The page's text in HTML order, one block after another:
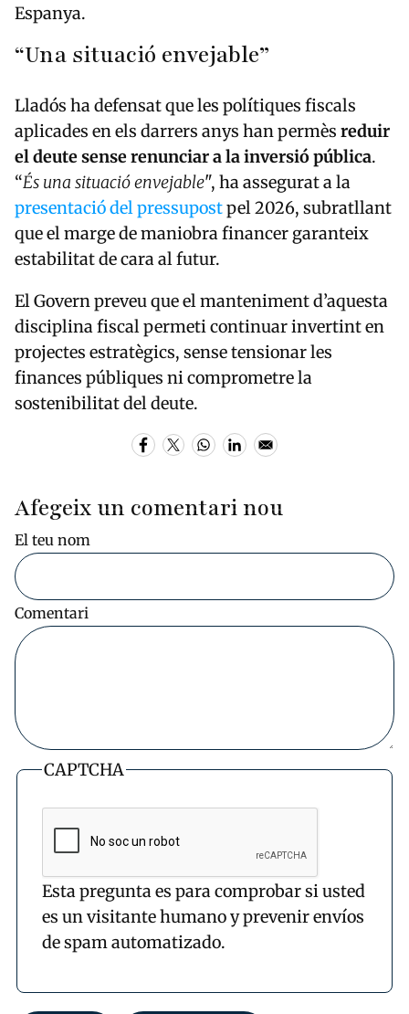
Espanya.
“Una situació envejable”
Lladós ha defensat que les polítiques fiscals
aplicades en els darrers anys han permès reduir
el deute sense renunciar a la inversió pública.
“És una situació envejable", ha assegurat a la
presentació del pressupostpel 2026, subratllant
que el marge de maniobra financer garanteix
estabilitat de cara al futur.
El Govern preveu que el manteniment d’aquesta
disciplina fiscal permeti continuar invertint en
projectes estratègics, sense tensionar les
finances públiques ni comprometre la
sostenibilitat del deute.
Afegeix un comentari nou
El teu nom
Comentari
CAPTCHA
Esta pregunta es para comprobar si usted
es un visitante humano y prevenir envíos
de spam automatizado.